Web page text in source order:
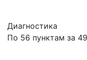
Диагностика
По 56 пунктам за